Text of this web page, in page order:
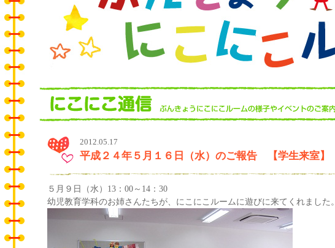
2012.05.17
平成２４年５月１６日（水）のご報告 【学生来室】
５月９日（水）13：00～14：30
幼児教育学科のお姉さんたちが、にこにこルームに遊びに来てくれました。